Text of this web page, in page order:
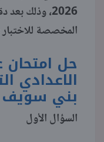
2026، وذلك
المخصصة
حل امتحان
الاعدادي
بني سويف 2026
السؤال الأول